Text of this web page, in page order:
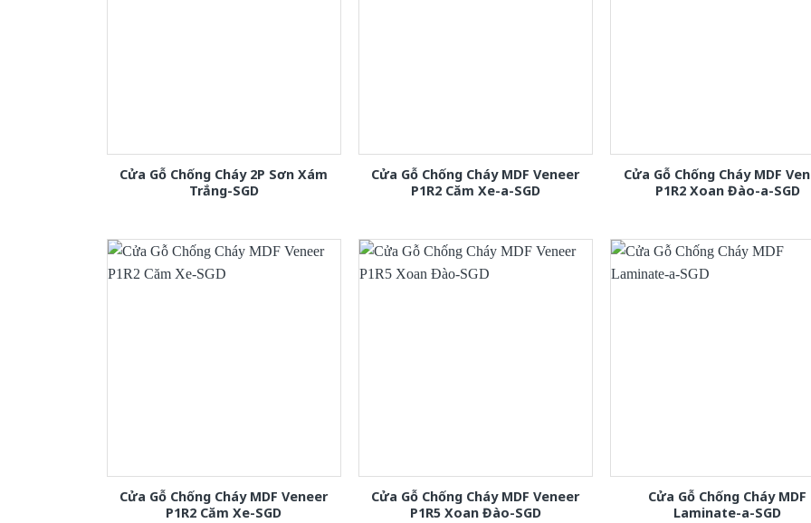
Cửa Gỗ Chống Cháy 2P Sơn Xám
Trắng-SGD
Cửa Gỗ Chống Cháy MDF Veneer
P1R2 Căm Xe-a-SGD
Cửa Gỗ Chống Cháy MDF
P1R2 Xoan Đào-a-SGD
Cửa Gỗ Chống Cháy MDF Veneer
P1R2 Căm Xe-SGD
Cửa Gỗ Chống Cháy MDF Veneer
P1R5 Xoan Đào-SGD
Cửa Gỗ Chống Cháy MDF
Laminate-a-SGD